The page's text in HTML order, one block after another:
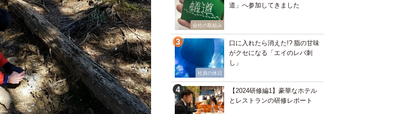
会社の取組み
道」へ参加してきました
社員の休日
口に入れたら消えた!? 脂の甘味
がクセになる「エイのレバ刺
し」
【2024研修編1】豪華なホテル
とレストランの研修レポート